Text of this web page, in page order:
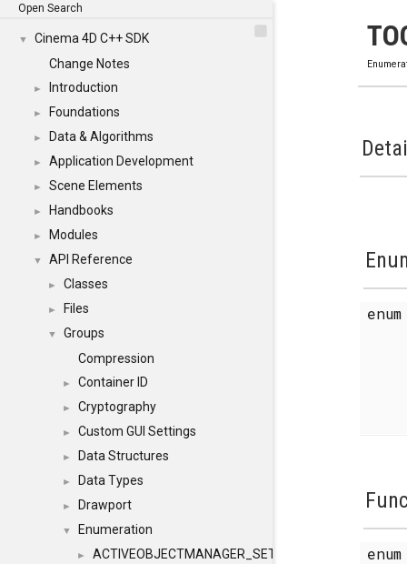
Open Search
▼
Cinema 4D C++ SDK
Change Notes
► Introduction
► Foundations
► Data & Algorithms
► Application Development
► Scene Elements
► Handbooks
► Modules
▼ API Reference
► Classes
► Files
▼
Groups
Compression
► Container ID
► Cryptography
► Custom GUI Settings
► Data Structures
► Data Types
► Drawport
▼ Enumeration
► ACTIVEOBJECTMANAGER_SETOBJECTS